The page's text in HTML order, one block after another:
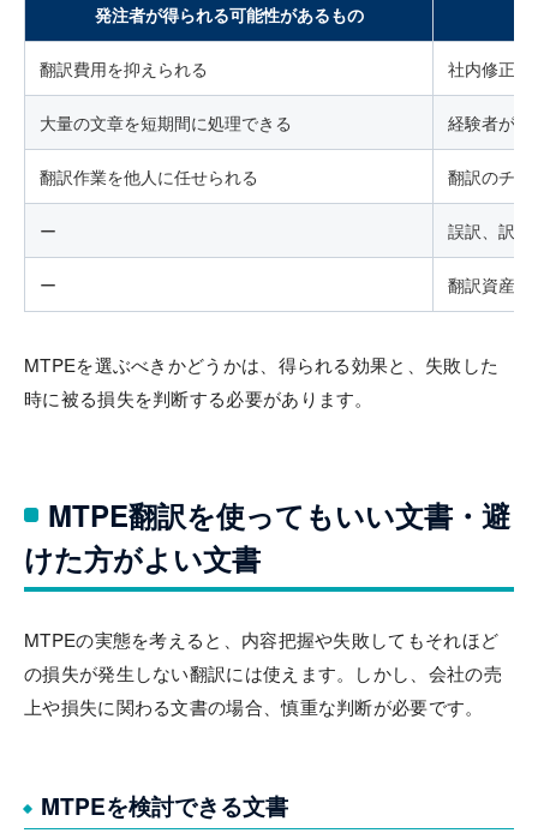
発注者が得られる可能性があるもの
翻訳費用を抑えられる 社内修正を
大量の文章を短期間に処理できる 経験者が担
翻訳作業を他人に任せられる 翻訳のチェ
ー 誤訳、訳抜
ー 翻訳資産の
MTPEを選ぶべきかどうかは、得られる効果と、失敗した
時に被る損失を判断する必要があります。
MTPE翻訳を使ってもいい文書・避
けた方がよい文書
MTPEの実態を考えると、内容把握や失敗してもそれほど
の損失が発生しない翻訳には使えます。しかし、会社の売
上や損失に関わる文書の場合、慎重な判断が必要です。
MTPEを検討できる文書